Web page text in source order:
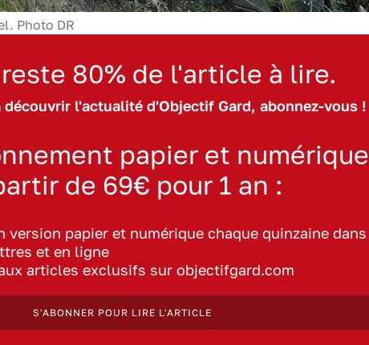
Photo DR
80% de l'article à lire.
découvrir l'actualité d'Objectif Gard, abonnez-vous !
papier et numérique
de 69€ pour 1 an :
version papier et numérique chaque quinzaine dans
et en ligne
articles exclusifs sur objectifgard.com
S'ABONNER POUR LIRE L'ARTICLE